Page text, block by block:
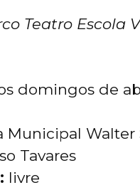
Teatro
domingos de
Municipal Walter
Tavares
livre